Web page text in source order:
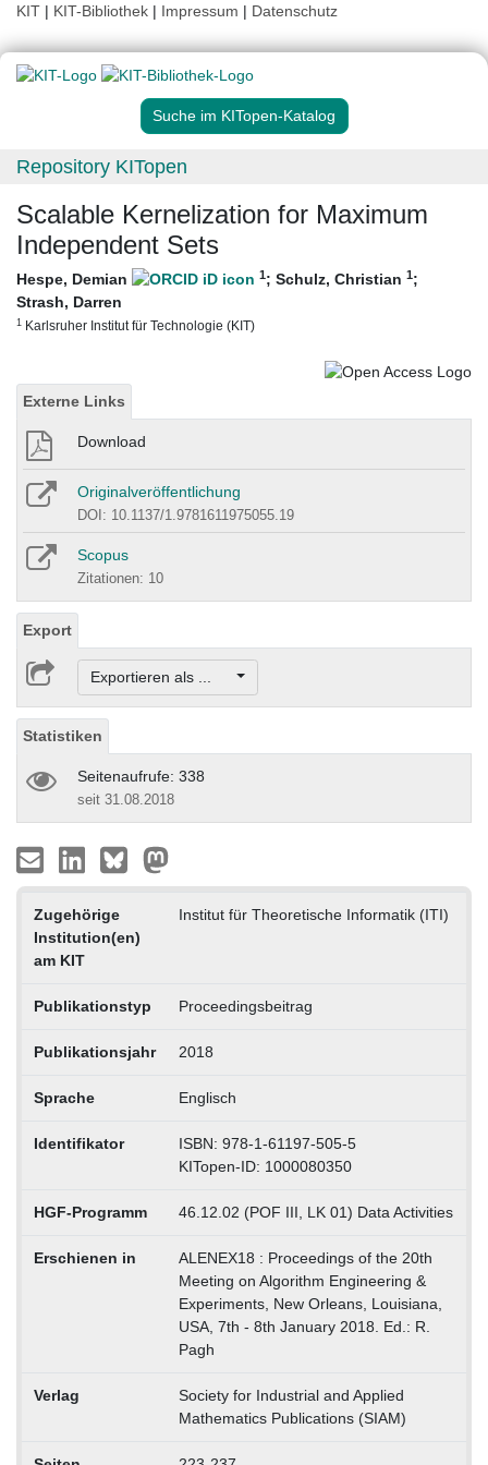
KIT | KIT-Bibliothek | Impressum | Datenschutz
Suche im KITopen-Katalog
Repository KITopen
Scalable Kernelization for Maximum
Independent Sets
Hespe, Demian 1; Schulz, Christian 1;
Strash, Darren
1 Karlsruher Institut für Technologie (KIT)
Externe Links
Download
Originalveröffentlichung
DOI: 10.1137/1.9781611975055.19
Scopus
Zitationen: 10
Export
Exportieren als ...
Statistiken
Seitenaufrufe: 338
seit 31.08.2018
Zugehörige
Institution(en)
am KIT
Institut für Theoretische Informatik (ITI)
Publikationstyp Proceedingsbeitrag
Publikationsjahr 2018
Sprache Englisch
Identifikator
ISBN: 978-1-61197-505-5
KITopen-ID: 1000080350
HGF-Programm 46.12.02 (POF III, LK 01) Data Activities
Erschienen in
ALENEX18 : Proceedings of the 20th
Meeting on Algorithm Engineering &
Experiments, New Orleans, Louisiana,
USA, 7th - 8th January 2018. Ed.: R.
Pagh
Verlag
Society for Industrial and Applied
Mathematics Publications (SIAM)